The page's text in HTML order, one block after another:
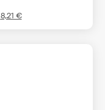
8,21 €